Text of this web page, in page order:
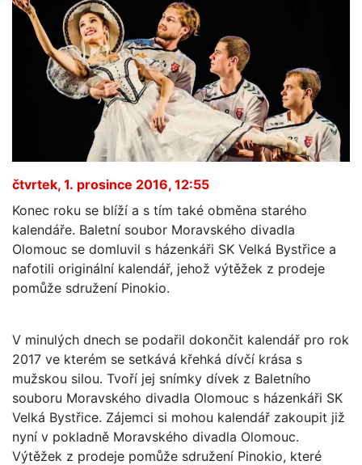
čtvrtek, 1. prosince 2016, 12:55
Konec roku se blíží a s tím také obměna starého
kalendáře. Baletní soubor Moravského divadla
Olomouc se domluvil s házenkáři SK Velká Bystřice a
nafotili originální kalendář, jehož výtěžek z prodeje
pomůže sdružení Pinokio.
V minulých dnech se podařil dokončit kalendář pro rok
2017 ve kterém se setkává křehká dívčí krása s
mužskou silou. Tvoří jej snímky dívek z Baletního
souboru Moravského divadla Olomouc s házenkáři SK
Velká Bystřice. Zájemci si mohou kalendář zakoupit již
nyní v pokladně Moravského divadla Olomouc.
Výtěžek z prodeje pomůže sdružení Pinokio, které